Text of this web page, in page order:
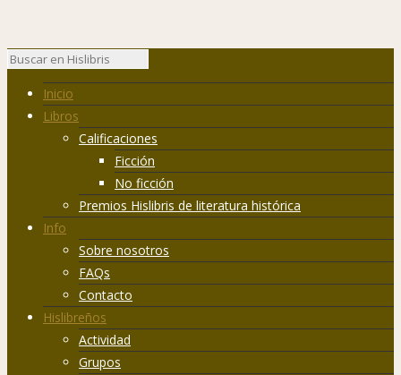
Inicio
Libros
Calificaciones
Ficción
No ficción
Premios Hislibris de literatura histórica
Info
Sobre nosotros
FAQs
Contacto
Hislibreños
Actividad
Grupos